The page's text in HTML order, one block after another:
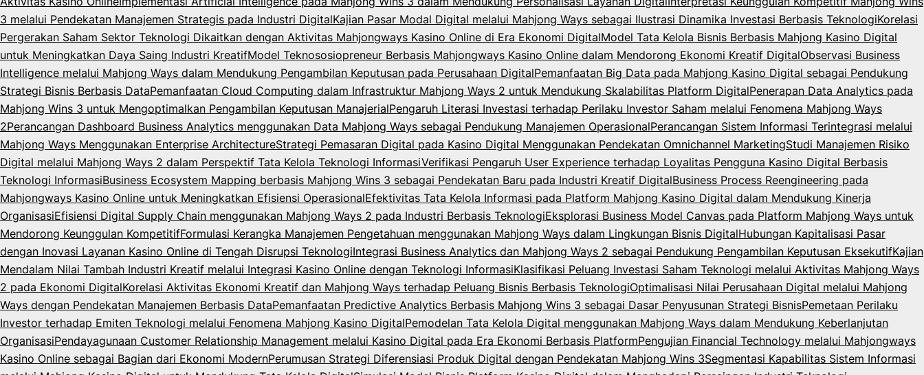
3 melalui Pendekatan Manajemen Strategis pada Industri DigitalKajian Pasar Modal Digital melalui Mahjong Ways sebagai Ilustrasi Dinamika Investasi Berbasis TeknologiKorelasi
Pergerakan Saham Sektor Teknologi Dikaitkan dengan Aktivitas Mahjongways Kasino Online di Era Ekonomi DigitalModel Tata Kelola Bisnis Berbasis Mahjong Kasino Digital
untuk Meningkatkan Daya Saing Industri KreatifModel Teknososiopreneur Berbasis Mahjongways Kasino Online dalam Mendorong Ekonomi Kreatif DigitalObservasi Business
Intelligence melalui Mahjong Ways dalam Mendukung Pengambilan Keputusan pada Perusahaan DigitalPemanfaatan Big Data pada Mahjong Kasino Digital sebagai Pendukung
Strategi Bisnis Berbasis DataPemanfaatan Cloud Computing dalam Infrastruktur Mahjong Ways 2 untuk Mendukung Skalabilitas Platform DigitalPenerapan Data Analytics pada
Mahjong Wins 3 untuk Mengoptimalkan Pengambilan Keputusan ManajerialPengaruh Literasi Investasi terhadap Perilaku Investor Saham melalui Fenomena Mahjong Ways
2Perancangan Dashboard Business Analytics menggunakan Data Mahjong Ways sebagai Pendukung Manajemen OperasionalPerancangan Sistem Informasi Terintegrasi melalui
Mahjong Ways Menggunakan Enterprise ArchitectureStrategi Pemasaran Digital pada Kasino Digital Menggunakan Pendekatan Omnichannel MarketingStudi Manajemen Risiko
Digital melalui Mahjong Ways 2 dalam Perspektif Tata Kelola Teknologi InformasiVerifikasi Pengaruh User Experience terhadap Loyalitas Pengguna Kasino Digital Berbasis
Teknologi InformasiBusiness Ecosystem Mapping berbasis Mahjong Wins 3 sebagai Pendekatan Baru pada Industri Kreatif DigitalBusiness Process Reengineering pada
Mahjongways Kasino Online untuk Meningkatkan Efisiensi OperasionalEfektivitas Tata Kelola Informasi pada Platform Mahjong Kasino Digital dalam Mendukung Kinerja
OrganisasiEfisiensi Digital Supply Chain menggunakan Mahjong Ways 2 pada Industri Berbasis TeknologiEksplorasi Business Model Canvas pada Platform Mahjong Ways untuk
Mendorong Keunggulan KompetitifFormulasi Kerangka Manajemen Pengetahuan menggunakan Mahjong Ways dalam Lingkungan Bisnis DigitalHubungan Kapitalisasi Pasar
dengan Inovasi Layanan Kasino Online di Tengah Disrupsi TeknologiIntegrasi Business Analytics dan Mahjong Ways 2 sebagai Pendukung Pengambilan Keputusan EksekutifKajian
Mendalam Nilai Tambah Industri Kreatif melalui Integrasi Kasino Online dengan Teknologi InformasiKlasifikasi Peluang Investasi Saham Teknologi melalui Aktivitas Mahjong Ways
2 pada Ekonomi DigitalKorelasi Aktivitas Ekonomi Kreatif dan Mahjong Ways terhadap Peluang Bisnis Berbasis TeknologiOptimalisasi Nilai Perusahaan Digital melalui Mahjong
Ways dengan Pendekatan Manajemen Berbasis DataPemanfaatan Predictive Analytics Berbasis Mahjong Wins 3 sebagai Dasar Penyusunan Strategi BisnisPemetaan Perilaku
Investor terhadap Emiten Teknologi melalui Fenomena Mahjong Kasino DigitalPemodelan Tata Kelola Digital menggunakan Mahjong Ways dalam Mendukung Keberlanjutan
OrganisasiPendayagunaan Customer Relationship Management melalui Kasino Digital pada Era Ekonomi Berbasis PlatformPengujian Financial Technology melalui Mahjongways
Kasino Online sebagai Bagian dari Ekonomi ModernPerumusan Strategi Diferensiasi Produk Digital dengan Pendekatan Mahjong Wins 3Segmentasi Kapabilitas Sistem Informasi